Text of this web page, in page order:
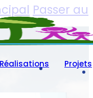
Passer au
Réalisations Projets